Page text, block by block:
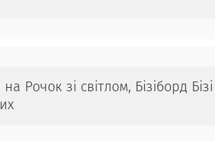
Рочок зі світлом, Бізіборд